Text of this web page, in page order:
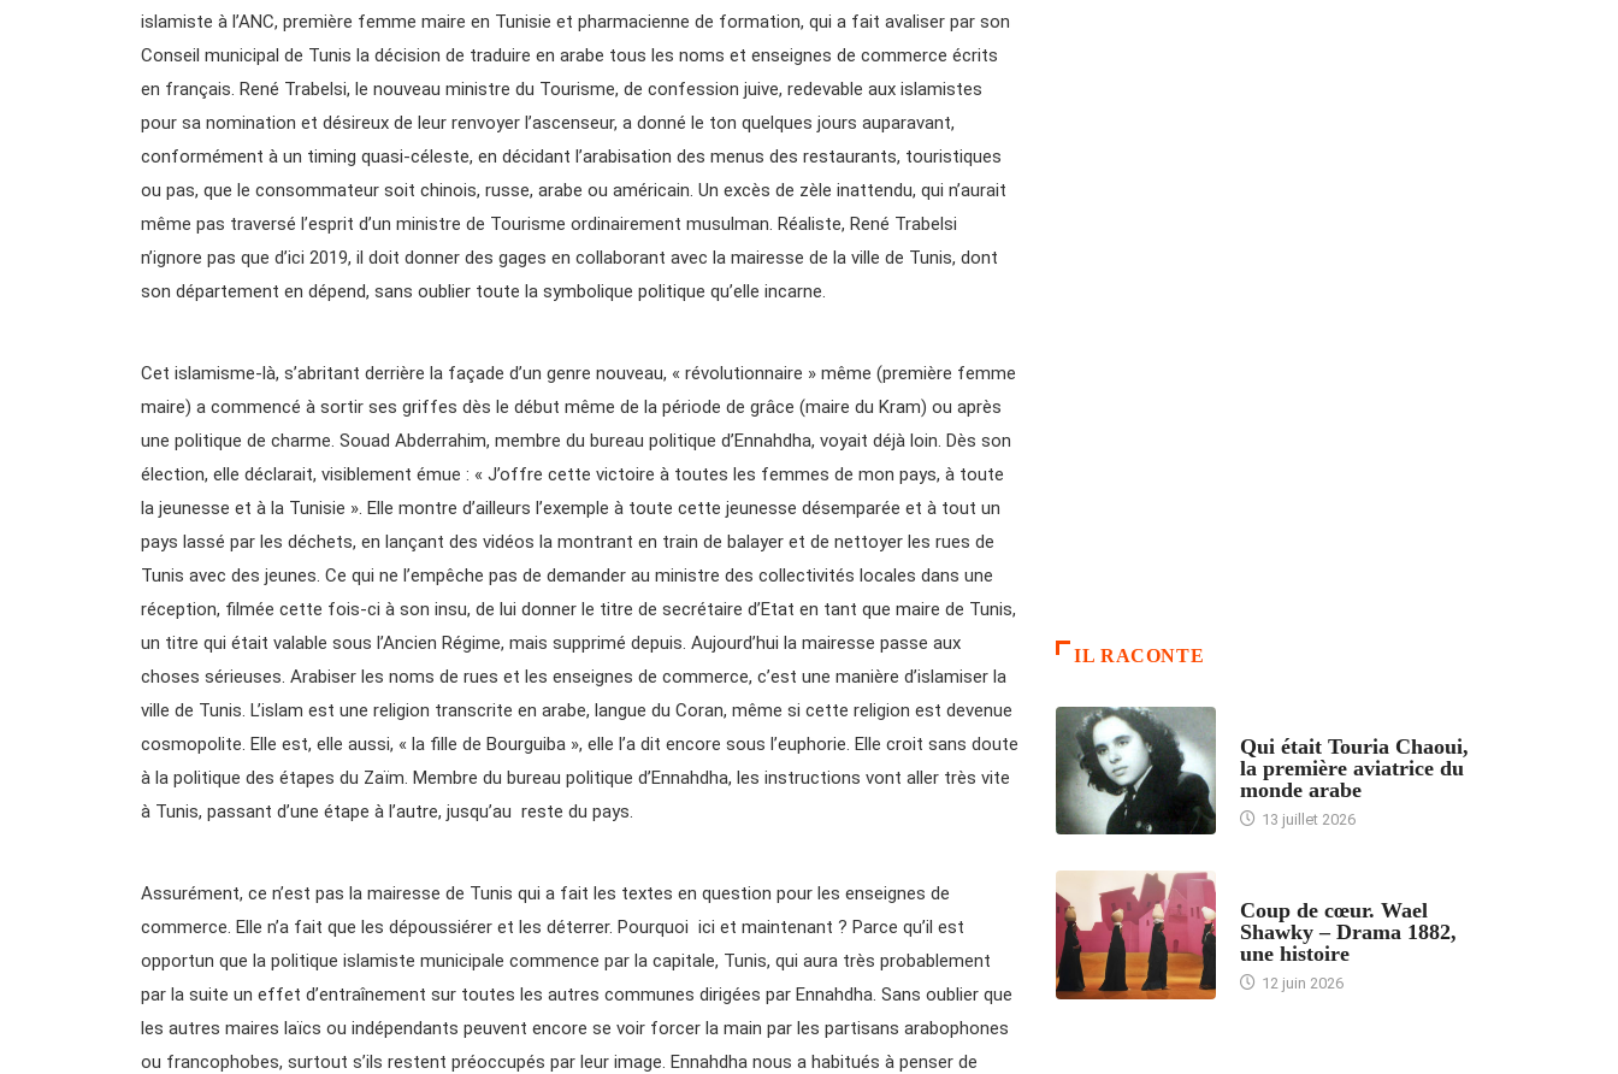
islamiste à l’ANC, première femme maire en Tunisie et pharmacienne de formation, qui a fait avaliser par son
Conseil municipal de Tunis la décision de traduire en arabe tous les noms et enseignes de commerce écrits
en français. René Trabelsi, le nouveau ministre du Tourisme, de confession juive, redevable aux islamistes
pour sa nomination et désireux de leur renvoyer l’ascenseur, a donné le ton quelques jours auparavant,
conformément à un timing quasi-céleste, en décidant l’arabisation des menus des restaurants, touristiques
ou pas, que le consommateur soit chinois, russe, arabe ou américain. Un excès de zèle inattendu, qui n’aurait
même pas traversé l’esprit d’un ministre de Tourisme ordinairement musulman. Réaliste, René Trabelsi
n’ignore pas que d’ici 2019, il doit donner des gages en collaborant avec la mairesse de la ville de Tunis, dont
son département en dépend, sans oublier toute la symbolique politique qu’elle incarne.
Cet islamisme-là, s’abritant derrière la façade d’un genre nouveau, « révolutionnaire » même (première femme
maire) a commencé à sortir ses griffes dès le début même de la période de grâce (maire du Kram) ou après
une politique de charme. Souad Abderrahim, membre du bureau politique d’Ennahdha, voyait déjà loin. Dès son
élection, elle déclarait, visiblement émue : « J’offre cette victoire à toutes les femmes de mon pays, à toute
la jeunesse et à la Tunisie ». Elle montre d’ailleurs l’exemple à toute cette jeunesse désemparée et à tout un
pays lassé par les déchets, en lançant des vidéos la montrant en train de balayer et de nettoyer les rues de
Tunis avec des jeunes. Ce qui ne l’empêche pas de demander au ministre des collectivités locales dans une
réception, filmée cette fois-ci à son insu, de lui donner le titre de secrétaire d’Etat en tant que maire de Tunis,
un titre qui était valable sous l’Ancien Régime, mais supprimé depuis. Aujourd’hui la mairesse passe aux
choses sérieuses. Arabiser les noms de rues et les enseignes de commerce, c’est une manière d’islamiser la
ville de Tunis. L’islam est une religion transcrite en arabe, langue du Coran, même si cette religion est devenue
cosmopolite. Elle est, elle aussi, « la fille de Bourguiba », elle l’a dit encore sous l’euphorie. Elle croit sans doute
à la politique des étapes du Zaïm. Membre du bureau politique d’Ennahdha, les instructions vont aller très vite
à Tunis, passant d’une étape à l’autre, jusqu’au reste du pays.
Assurément, ce n’est pas la mairesse de Tunis qui a fait les textes en question pour les enseignes de
commerce. Elle n’a fait que les dépoussiérer et les déterrer. Pourquoi ici et maintenant ? Parce qu’il est
opportun que la politique islamiste municipale commence par la capitale, Tunis, qui aura très probablement
par la suite un effet d’entraînement sur toutes les autres communes dirigées par Ennahdha. Sans oublier que
les autres maires laïcs ou indépendants peuvent encore se voir forcer la main par les partisans arabophones
ou francophobes, surtout s’ils restent préoccupés par leur image. Ennahdha nous a habitués à penser de
IL RACONTE
Qui était Touria Chaoui,
la première aviatrice du
monde arabe
13 juillet 2026
Coup de cœur. Wael
Shawky – Drama 1882,
une histoire
12 juin 2026